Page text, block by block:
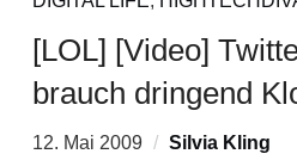
[LOL] [Video]
brauch dringend
12. Mai 2009 Silvia Kling